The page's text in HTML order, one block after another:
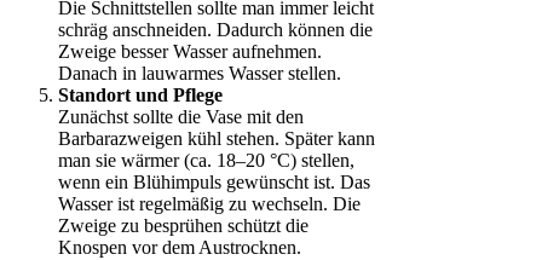
Die Schnittstellen sollte man immer leicht
schräg anschneiden. Dadurch können die
Zweige besser Wasser aufnehmen.
Danach in lauwarmes Wasser stellen.
Standort und Pflege
Zunächst sollte die Vase mit den
Barbarazweigen kühl stehen. Später kann
man sie wärmer (ca. 18–20 °C) stellen,
wenn ein Blühimpuls gewünscht ist. Das
Wasser ist regelmäßig zu wechseln. Die
Zweige zu besprühen schützt die
Knospen vor dem Austrocknen.